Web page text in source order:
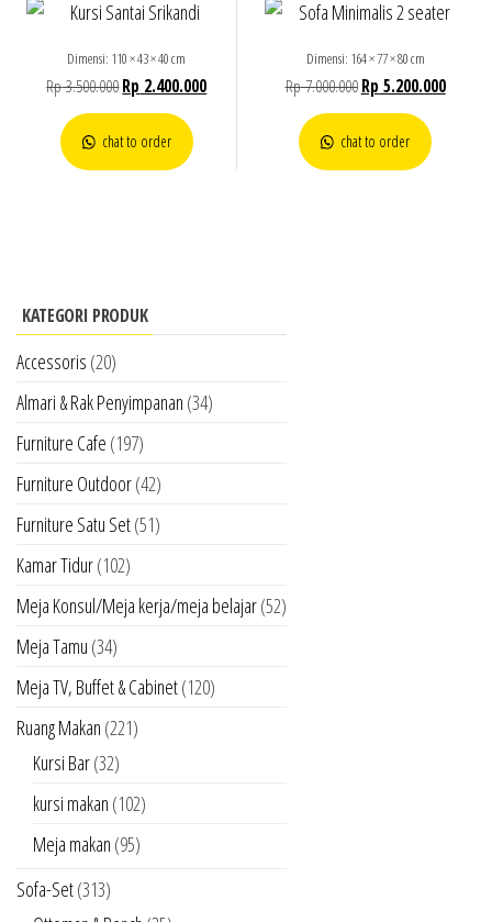
Dimensi: 110 × 43 × 40 cm
Rp3.500.000Rp 2.400.000
chat to order
Dimensi: 164 × 77 × 80 cm
Rp7.000.000 Rp 5.200.000
chat to order
KATEGORI PRODUK
Accessoris (20)
Almari & Rak Penyimpanan (34)
Furniture Cafe (197)
Furniture Outdoor(42)
Furniture Satu Set(51)
Kamar Tidur(102)
Meja Konsul/Meja kerja/meja belajar(52)
Meja Tamu (34)
Meja TV, Buffet & Cabinet(120)
Ruang Makan (221)
Kursi Bar(32)
kursi makan (102)
Meja makan (95)
Sofa-Set(313)